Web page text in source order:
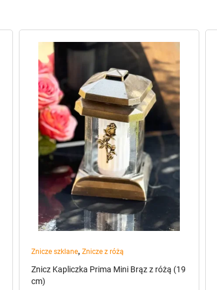
Znicze szklane, Znicze z różą
Znicz Kapliczka Prima Mini Brąz z różą (19
cm)